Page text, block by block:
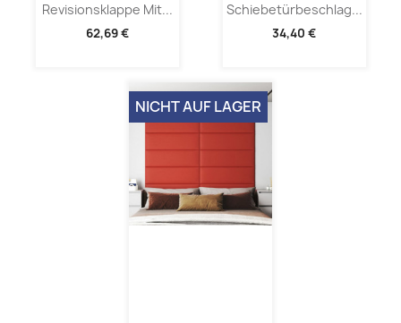
Revisionsklappe Mit...
62,69 €
Schiebetürbeschlag...
34,40 €
NICHT AUF LAGER